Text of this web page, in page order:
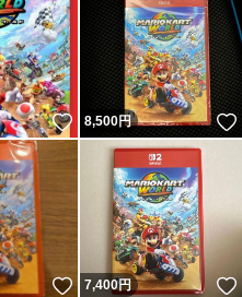
いいね！
8,500円
いいね！
7,400円